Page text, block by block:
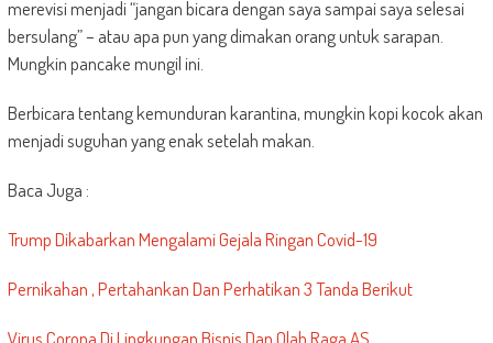
merevisi menjadi “jangan bicara dengan saya sampai saya selesai
bersulang” – atau apa pun yang dimakan orang untuk sarapan.
Mungkin pancake mungil ini.
Berbicara tentang kemunduran karantina, mungkin kopi kocok akan
menjadi suguhan yang enak setelah makan.
Baca Juga :
Trump Dikabarkan Mengalami Gejala Ringan Covid-19
Pernikahan , Pertahankan Dan Perhatikan 3 Tanda Berikut
Virus Corona Di Lingkungan Bisnis Dan Olah Raga AS